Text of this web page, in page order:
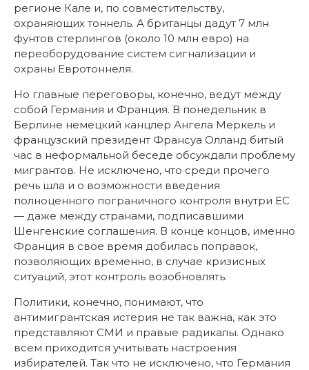
регионе Кале и, по совместительству,
охраняющих тоннель. А британцы дадут 7 млн
фунтов стерлингов (около 10 млн евро) на
переоборудование систем сигнализации и
охраны Евротоннеля.
Но главные переговоры, конечно, ведут между
собой Германия и Франция. В понедельник в
Берлине немецкий канцлер Ангела Меркель и
французский президент Франсуа Олланд битый
час в неформальной беседе обсуждали проблему
мигрантов. Не исключено, что среди прочего
речь шла и о возможности введения
полноценного пограничного контроля внутри ЕС
— даже между странами, подписавшими
Шенгенские соглашения. В конце концов, именно
Франция в свое время добилась поправок,
позволяющих временно, в случае кризисных
ситуаций, этот контроль возобновлять.
Политики, конечно, понимают, что
антимигрантская истерия не так важна, как это
представляют СМИ и правые радикалы. Однако
всем приходится учитывать настроения
избирателей. Так что не исключено, что Германия